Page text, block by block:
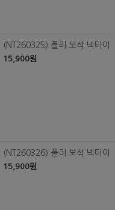
(NT260325) 폴리 보석 넥타이
15,900원
(NT260326) 폴리 보석 넥타이
15,900원